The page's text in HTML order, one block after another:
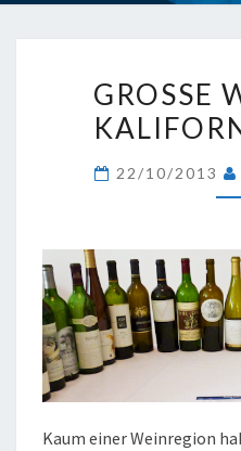
GROSSE
22/10/2013
Kaum einer Weinregion